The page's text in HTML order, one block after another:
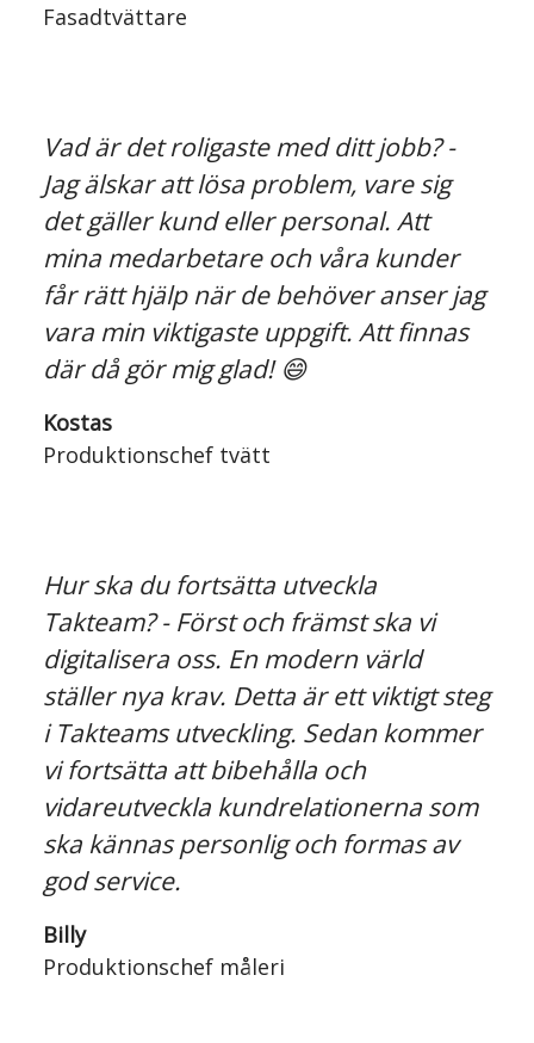
Fasadtvättare
Vad är det roligaste med ditt jobb? -
Jag älskar att lösa problem, vare sig
det gäller kund eller personal. Att
mina medarbetare och våra kunder
får rätt hjälp när de behöver anser jag
vara min viktigaste uppgift. Att finnas
där då gör mig glad! 😄
Kostas
Produktionschef tvätt
Hur ska du fortsätta utveckla
Takteam? - Först och främst ska vi
digitalisera oss. En modern värld
ställer nya krav. Detta är ett viktigt steg
i Takteams utveckling. Sedan kommer
vi fortsätta att bibehålla och
vidareutveckla kundrelationerna som
ska kännas personlig och formas av
god service.
Billy
Produktionschef måleri